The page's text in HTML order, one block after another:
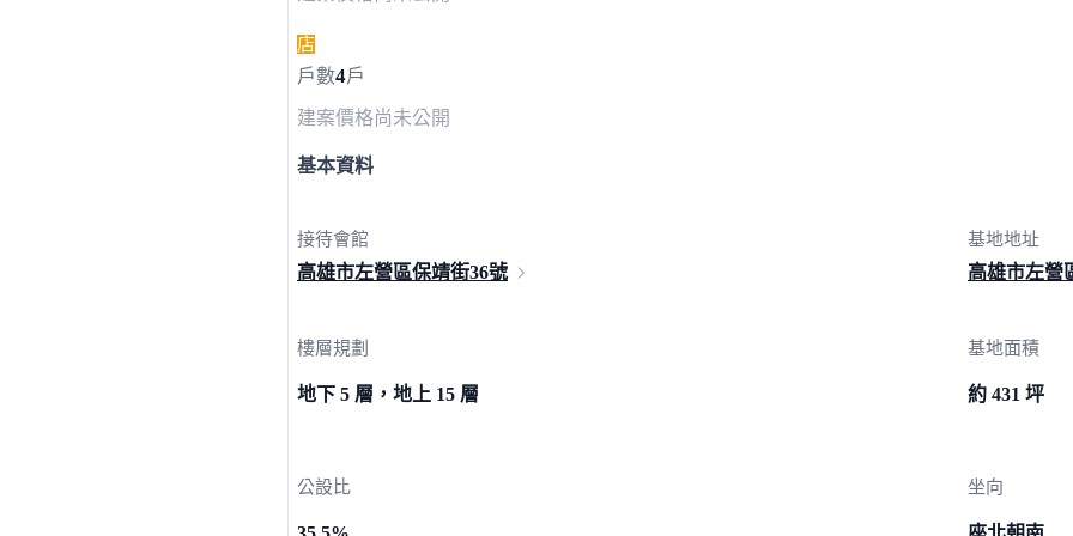
店
戶數4戶
建案價格尚未公開
基本資料
接待會館
高雄市左營區保靖街36號
基地地址
高雄市左營
樓層規劃
地下 5 層，地上 15 層
基地面積
約 431 坪
公設比 坐向